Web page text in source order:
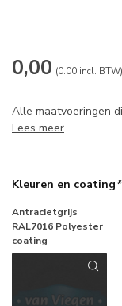
0,00 (0.00 incl. BTW)
Alle maatvoeringen
Lees meer.
Kleuren en coating*
Antracietgrijs
RAL7016 Polyester
coating